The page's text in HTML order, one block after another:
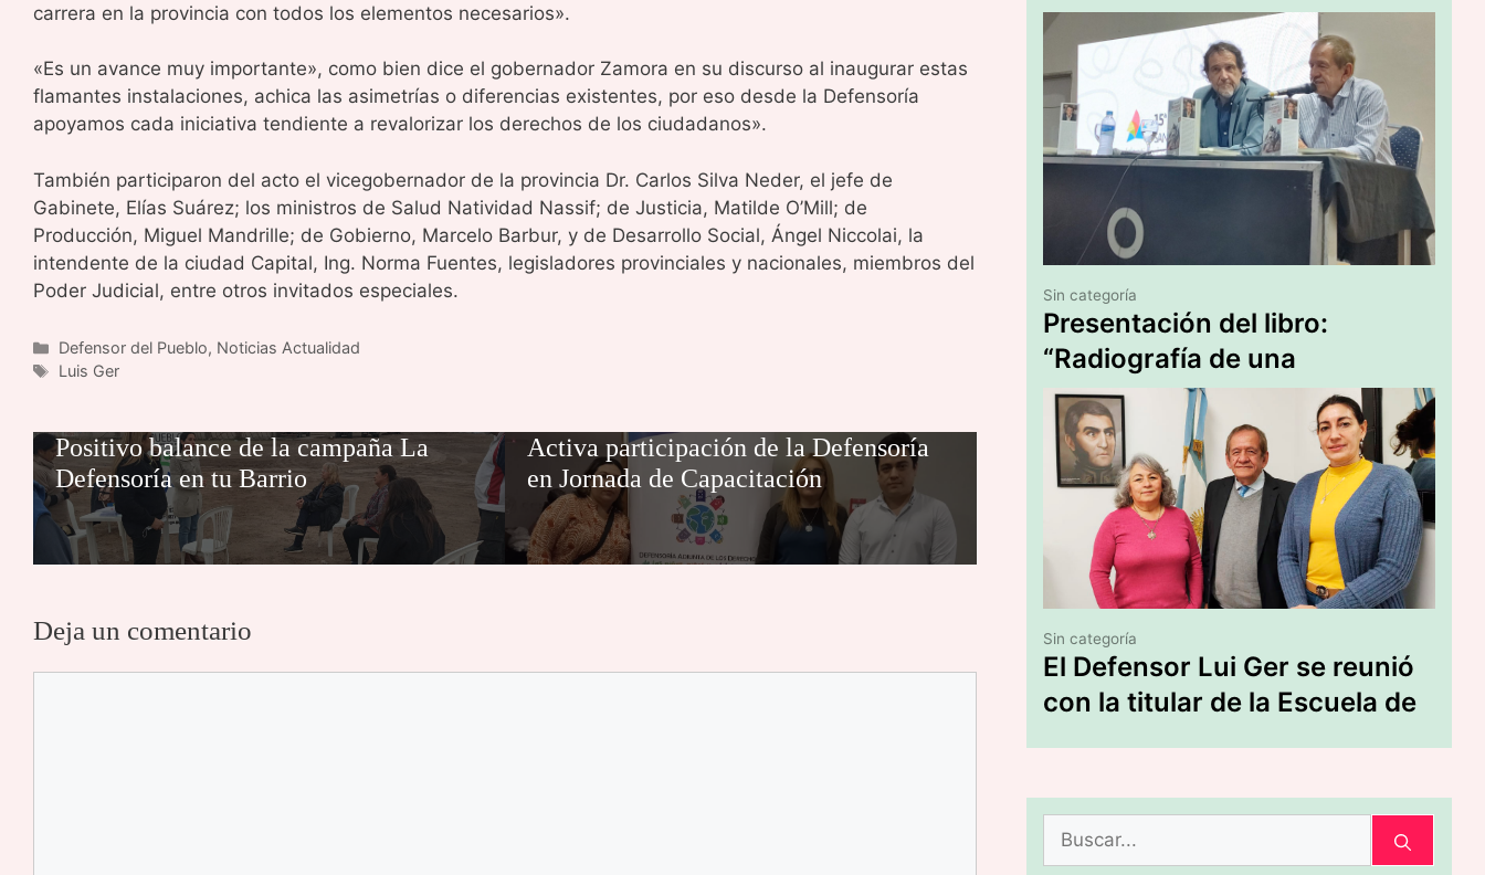
carrera en la provincia con todos los elementos necesarios».
«Es un avance muy importante», como bien dice el gobernador Zamora en su discurso al inaugurar estas
flamantes instalaciones, achica las asimetrías o diferencias existentes, por eso desde la Defensoría
apoyamos cada iniciativa tendiente a revalorizar los derechos de los ciudadanos».
También participaron del acto el vicegobernador de la provincia Dr. Carlos Silva Neder, el jefe de
Gabinete, Elías Suárez; los ministros de Salud Natividad Nassif; de Justicia, Matilde O’Mill; de
Producción, Miguel Mandrille; de Gobierno, Marcelo Barbur, y de Desarrollo Social, Ángel Niccolai, la
intendente de la ciudad Capital, Ing. Norma Fuentes, legisladores provinciales y nacionales, miembros del
Poder Judicial, entre otros invitados especiales.
Categorías
Defensor del Pueblo, Noticias Actualidad
Etiquetas
Luis Ger
Positivo balance de la campaña La
Defensoría en tu Barrio
Activa participación de la Defensoría
en Jornada de Capacitación
Deja un comentario
Presentación del libro:
“Radiografía de una
Canallada”
Sin categoría
El Defensor Lui Ger se reunió
con la titular de la Escuela de
Sin categoría